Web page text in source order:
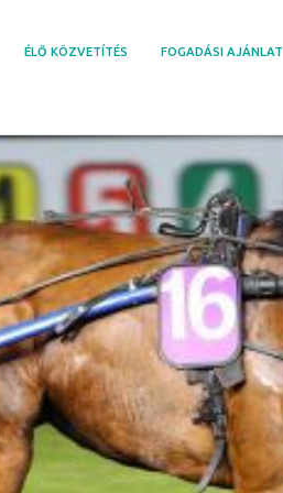
ÉLŐ KÖZVETÍTÉS FOGADÁSI AJÁNLAT